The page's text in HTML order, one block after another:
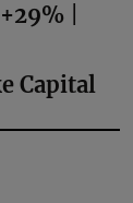
+29%
Capital